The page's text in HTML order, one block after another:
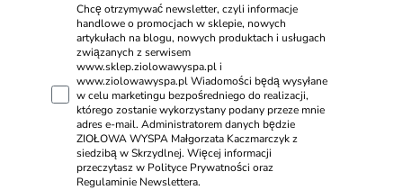
Chcę otrzymywać newsletter, czyli informacje
handlowe o promocjach w sklepie, nowych
artykułach na blogu, nowych produktach i usługach
związanych z serwisem
www.sklep.ziolowawyspa.pl i
www.ziolowawyspa.pl Wiadomości będą wysyłane
w celu marketingu bezpośredniego do realizacji,
którego zostanie wykorzystany podany przeze mnie
adres e-mail. Administratorem danych będzie
ZIOŁOWA WYSPA Małgorzata Kaczmarczyk z
siedzibą w Skrzydlnej. Więcej informacji
przeczytasz w Polityce Prywatności oraz
Regulaminie Newslettera.